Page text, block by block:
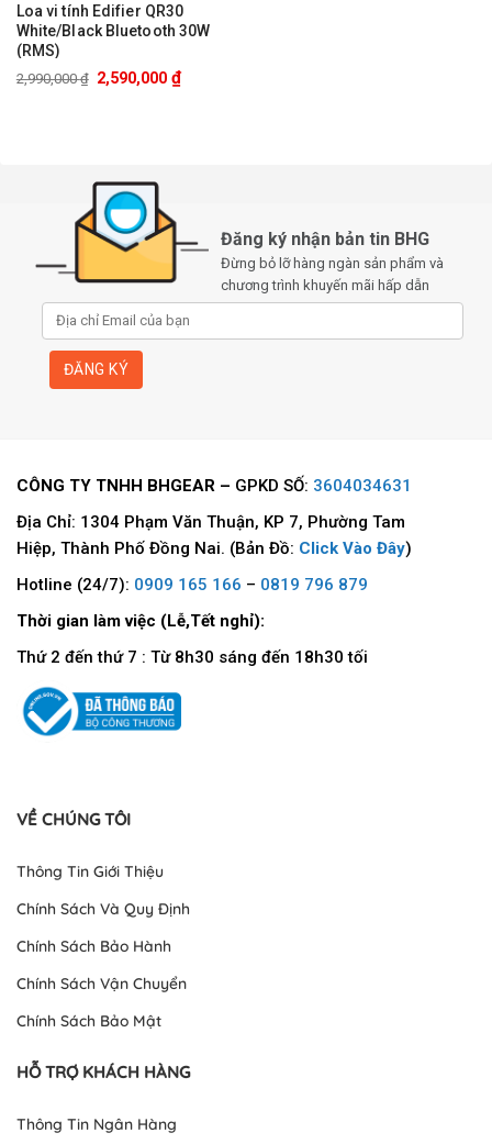
Loa vi tính Edifier QR30
White/Black Bluetooth 30W
(RMS)
2,990,000₫ 2,590,000 ₫
Đăng ký nhận bản tin BHG
Đừng bỏ lỡ hàng ngàn sản phẩm và
chương trình khuyến mãi hấp dẫn
CÔNG TY TNHH BHGEAR – GPKD SỐ: 3604034631
Địa Chỉ: 1304 Phạm Văn Thuận, KP 7, Phường Tam
Hiệp, Thành Phố Đồng Nai. (Bản Đồ: Click Vào Đây)
Hotline (24/7): 0909 165 166 – 0819 796 879
Thời gian làm việc (Lễ,Tết nghỉ):
Thứ 2 đến thứ 7 : Từ 8h30 sáng đến 18h30 tối
VỀ CHÚNG TÔI
Thông Tin Giới Thiệu
Chính Sách Và Quy Định
Chính Sách Bảo Hành
Chính Sách Vận Chuyển
Chính Sách Bảo Mật
HỖ TRỢ KHÁCH HÀNG
Thông Tin Ngân Hàng